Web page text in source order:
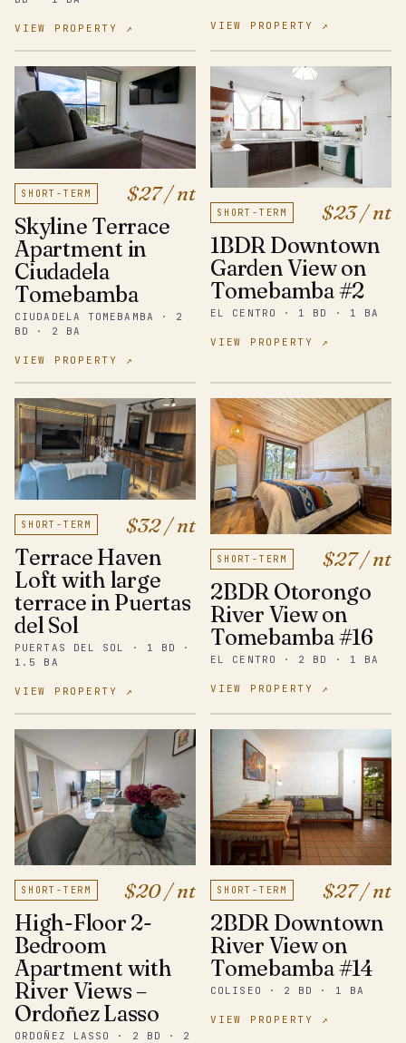
VIEW PROPERTY ↗ VIEW PROPERTY ↗
SHORT-TERM $27 / nt
Skyline Terrace
Apartment in
Ciudadela
Tomebamba
CIUDADELA TOMEBAMBA · 2
BD · 2 BA
VIEW PROPERTY ↗
SHORT-TERM $23 / nt
1BDR Downtown
Garden View on
Tomebamba #2
EL CENTRO · 1 BD · 1 BA
VIEW PROPERTY ↗
SHORT-TERM $32 / nt
Terrace Haven
Loft with large
terrace in Puertas
del Sol
PUERTAS DEL SOL · 1 BD ·
1.5 BA
VIEW PROPERTY ↗
SHORT-TERM $27 / nt
2BDR Otorongo
River View on
Tomebamba #16
EL CENTRO · 2 BD · 1 BA
VIEW PROPERTY ↗
SHORT-TERM $20 / nt
High-Floor 2-
Bedroom
Apartment with
River Views –
Ordoñez Lasso
ORDOÑEZ LASSO · 2 BD · 2
SHORT-TERM $27 / nt
2BDR Downtown
River View on
Tomebamba #14
COLISEO · 2 BD · 1 BA
VIEW PROPERTY ↗